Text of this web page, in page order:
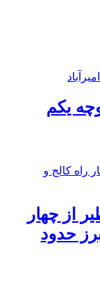
یکم
از چهار
حدود